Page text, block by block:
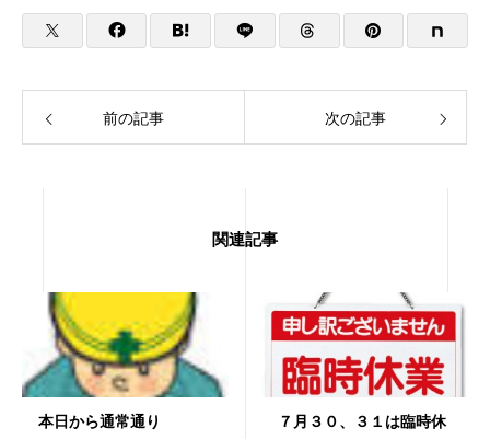
前の記事 次の記事
関連記事
本日から通常通り
７月３０、３１は臨時休